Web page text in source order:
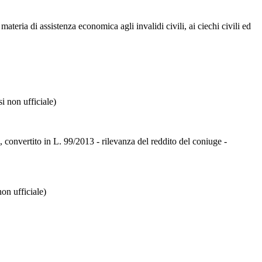
di assistenza economica agli invalidi civili, ai ciechi civili ed
non ufficiale)
in L. 99/2013 - rilevanza del reddito del coniuge -
ufficiale)